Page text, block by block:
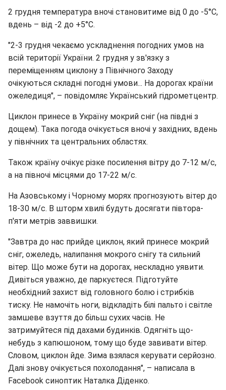
2 грудня температура вночі становитиме від 0 до -5°С,
вдень – від -2 до +5°С.
"2-3 грудня чекаємо ускладнення погодних умов на
всій території України. 2 грудня у зв'язку з
переміщенням циклону з Північного Заходу
очікуються складні погодні умови... На дорогах країни
ожеледиця", – повідомляє Український гідрометцентр.
Циклон принесе в Україну мокрий сніг (на півдні з
дощем). Така погода очікується вночі у західних, вдень
у північних та центральних областях.
Також країну очікує різке посилення вітру до 7-12 м/с,
а на півночі місцями до 17-22 м/с.
На Азовському і Чорному морях прогнозують вітер до
18-30 м/с. В шторм хвилі будуть досягати півтора-
п'яти метрів заввишки.
"Завтра до нас прийде циклон, який принесе мокрий
сніг, ожеледь, налипання мокрого снігу та сильний
вітер. Що може бути на дорогах, нескладно уявити.
Дивіться уважно, де паркуєтеся. Підготуйте
необхідний захист від головного болю і стрибків
тиску. Не намочіть ноги, відкладіть білі пальто і світле
замшеве взуття до більш сухих часів. Не
затримуйтеся під дахами будинків. Одягніть що-
небудь з капюшоном, тому що буде завивати вітер.
Словом, циклон йде. Зима взялася керувати серйозно.
Далі знову очікується похолодання", – написала в
Facebook синоптик Наталка Діденко.